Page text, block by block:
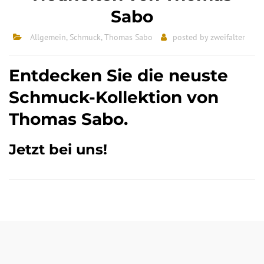
Sabo
Allgemein, Schmuck, Thomas Sabo posted by zweifalter
Entdecken Sie die neuste
Schmuck-Kollektion von
Thomas Sabo.
Jetzt bei uns!